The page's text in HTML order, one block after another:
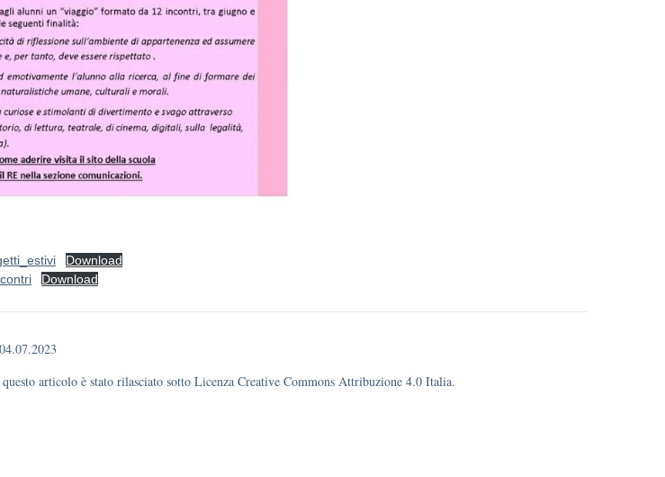
Download
Download
04.07.2023
articolo è stato rilasciato sotto Licenza Creative Commons Attribuzione 4.0 Italia.